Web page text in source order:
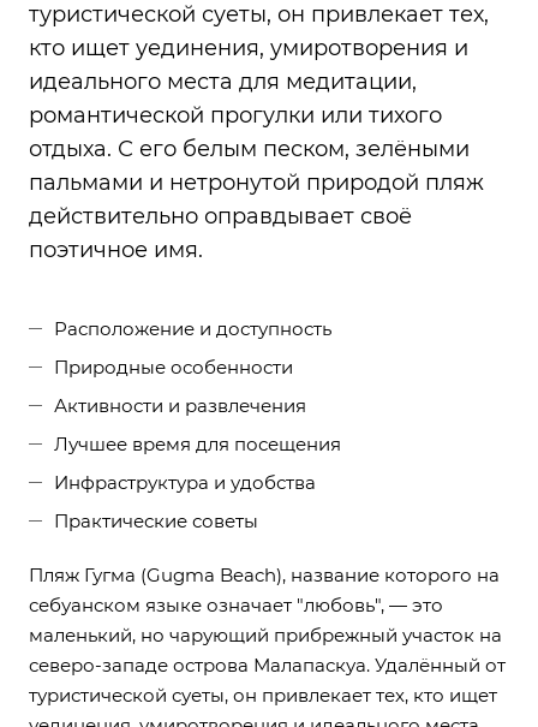
туристической суеты, он привлекает тех,
кто ищет уединения, умиротворения и
идеального места для медитации,
романтической прогулки или тихого
отдыха. С его белым песком, зелёными
пальмами и нетронутой природой пляж
действительно оправдывает своё
поэтичное имя.
Расположение и доступность
Природные особенности
Активности и развлечения
Лучшее время для посещения
Инфраструктура и удобства
Практические советы
Пляж Гугма (Gugma Beach), название которого на
себуанском языке означает "любовь", — это
маленький, но чарующий прибрежный участок на
северо-западе острова Малапаскуа. Удалённый от
туристической суеты, он привлекает тех, кто ищет